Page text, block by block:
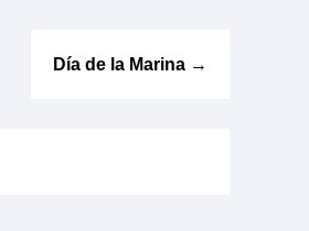
Día de la Marina →